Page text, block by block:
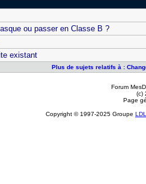
ou passer en Classe B ?
existant
Plus de sujets relatifs à :
Forum
(c)
Page
Copyright © 1997-2025 Groupe